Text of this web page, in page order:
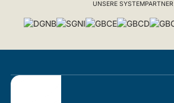
UNSERE SYSTEMPARTNER